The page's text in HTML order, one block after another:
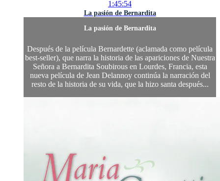
1:45:54
La pasión de Bernardita
La pasión de Bernardita
Después de la película Bernardette (aclamada como película
best-seller), que narra la historia de las apariciones de Nuestra
Señora a Bernardita Soubirous en Lourdes, Francia, esta
nueva película de Jean Delannoy continúa la narración del
resto de la historia de su vida, que la hizo santa después...